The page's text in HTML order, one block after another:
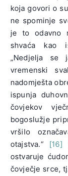
koja govori o
ne spominje
je to odavno
shvaća kao
„Nedjelja se
vremenski
nadomješta
ispunja
čovjekov
bogoslužje
vršilo
otajstva.“ [16]
ostvaruje
čovječje srce,